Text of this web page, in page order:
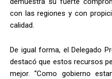
con las regiones y con
calidad.
De igual forma, el Delegado
destacó que estos recursos
mejor. “Como gobierno